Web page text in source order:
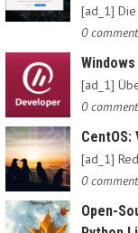
0
0
0
Open-